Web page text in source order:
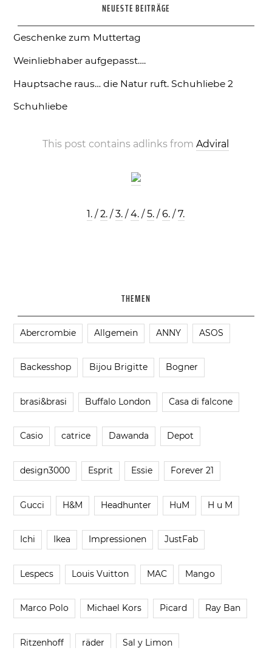
NEUESTE BEITRÄGE
Geschenke zum Muttertag
Weinliebhaber aufgepasst….
Hauptsache raus… die Natur ruft. Schuhliebe 2
Schuhliebe
This post contains adlinks fromAdviral
1. /2. /3. /4. /5. /6. /7.
THEMEN
Abercrombie Allgemein ANNY ASOS
Backesshop Bijou Brigitte Bogner
brasi&brasi Buffalo London Casa di falcone
Casio catrice Dawanda Depot
design3000 Esprit Essie Forever 21
Gucci H&M Headhunter HuM H u M
Ichi Ikea Impressionen JustFab
Lespecs Louis Vuitton MAC Mango
Marco Polo Michael Kors Picard Ray Ban
Ritzenhoff räder Sal y Limon